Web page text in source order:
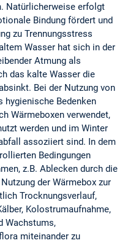
Natürlicherweise erfolgt
Bindung fördert und
zu Trennungsstress
Wasser hat sich in der
Atmung als
das kalte Wasser die
Bei der Nutzung von
hygienische Bedenken
Wärmeboxen verwendet,
werden und im Winter
assoziiert sind. In dem
Bedingungen
z.B. Ablecken durch die
der Wärmebox zur
Trocknungsverlauf,
Kolostrumaufnahme,
Wachstums,
miteinander zu